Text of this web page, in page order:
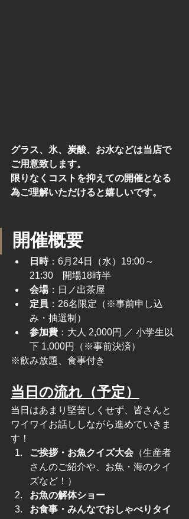
グラス、氷、炭酸、お水などは当店で
ご用意致します。
限りなくコストを抑えての開催となる
為ご理解いただけると嬉しいです。
開催概要
日時：6月24日（水）19:00～
21:30　開場18時半
会場：日ノ出茶屋
定員 ：26名限定（※事前申し込
み・抽選制）
参加費 ：大人 2,000円 ／ 小学生以
下 1,000円（※事前決済）
※飲み放題、食事付き
当日の流れ（予定）
当日はあまり堅苦しくせず、皆さんと
ワイワイお話ししながら進めていきま
す！
ご挨拶・お魚クイズ大会 （生産者
さんのご紹介や、お魚・海のクイ
ズなど！）
お魚の解体ショー
お食事・みんなでおしゃべりタイ